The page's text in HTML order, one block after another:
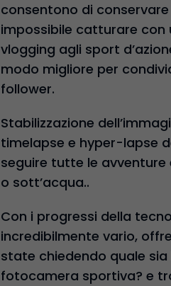
consentono di
impossibile catturare con
vlogging agli sport
modo migliore per
follower.
Stabilizzazione
timelapse e hyper-lapse
seguire tutte le
o sott’acqua..
Con i progressi della
incredibilmente vario,
state chiedendo quale
fotocamera sportiva? e